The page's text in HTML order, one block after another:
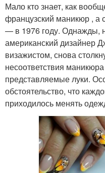
Мало кто знает, как
французский маникюр , а
— в 1976 году. Однажды,
американский дизайнер
визажистом, снова
несоответствия
представляемые луки.
обстоятельство, что
приходилось менять